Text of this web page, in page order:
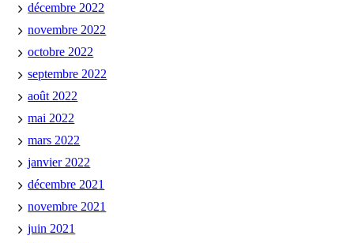
décembre 2022
novembre 2022
octobre 2022
septembre 2022
août 2022
mai 2022
mars 2022
janvier 2022
décembre 2021
novembre 2021
juin 2021